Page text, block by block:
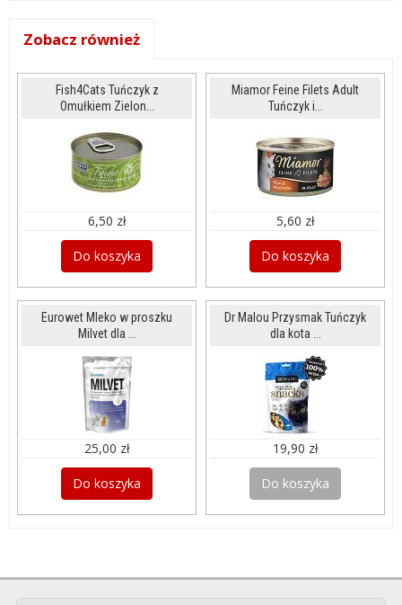
Zobacz również
Fish4Cats Tuńczyk z
Omułkiem Zielon...
6,50 zł
Do koszyka
Miamor Feine Filets Adult
Tuńczyk i...
5,60 zł
Do koszyka
Eurowet Mleko w proszku
Milvet dla ...
25,00 zł
Do koszyka
Dr Malou Przysmak Tuńczyk
dla kota ...
19,90 zł
Do koszyka